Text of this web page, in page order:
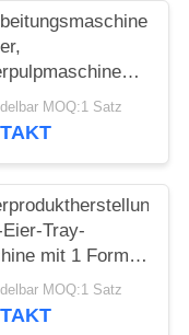
MOQ:1 Satz
Tray-
mit 1 Form,
Kapazität
MOQ:1 Satz